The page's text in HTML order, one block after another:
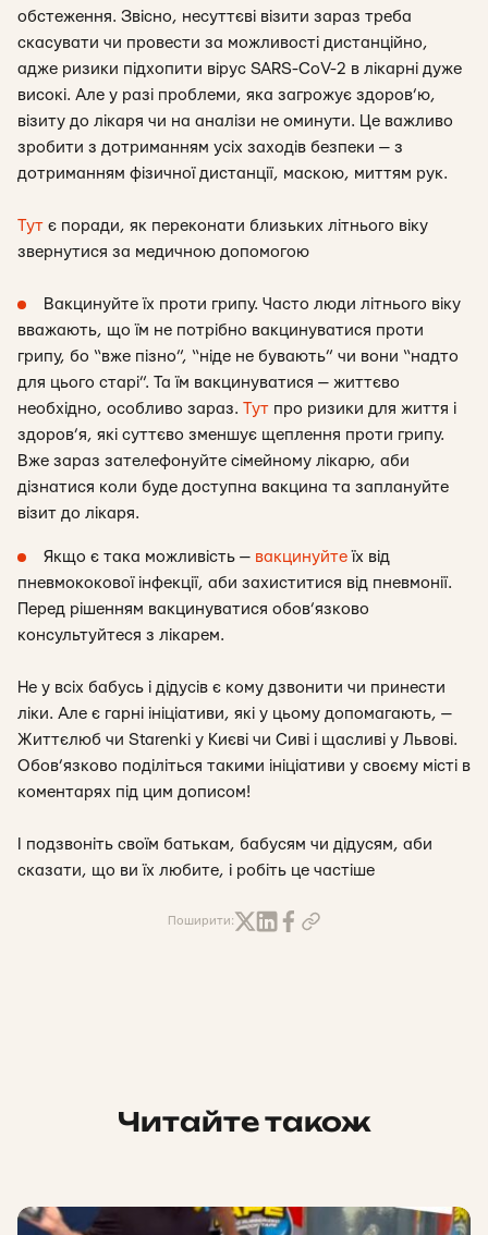
обстеження. Звісно, несуттєві візити зараз треба
скасувати чи провести за можливості дистанційно,
адже ризики підхопити вірус SARS-CoV-2 в лікарні дуже
високі. Але у разі проблеми, яка загрожує здоров’ю,
візиту до лікаря чи на аналізи не оминути. Це важливо
зробити з дотриманням усіх заходів безпеки — з
дотриманням фізичної дистанції, маскою, миттям рук.
Тут є поради, як переконати близьких літнього віку
звернутися за медичною допомогою
Вакцинуйте їх проти грипу. Часто люди літнього віку
вважають, що їм не потрібно вакцинуватися проти
грипу, бо “вже пізно”, “ніде не бувають” чи вони “надто
для цього старі”. Та їм вакцинуватися — життєво
необхідно, особливо зараз. Тут про ризики для життя і
здоров’я, які суттєво зменшує щеплення проти грипу.
Вже зараз зателефонуйте сімейному лікарю, аби
дізнатися коли буде доступна вакцина та заплануйте
візит до лікаря.
Якщо є така можливість — вакцинуйте їх від
пневмококової інфекції, аби захиститися від пневмонії.
Перед рішенням вакцинуватися обов’язково
консультуйтеся з лікарем.
Не у всіх бабусь і дідусів є кому дзвонити чи принести
ліки. Але є гарні ініціативи, які у цьому допомагають, —
Життєлюб чи Starenki у Києві чи Сиві і щасливі у Львові.
Обов’язково поділіться такими ініціативи у своєму місті в
коментарях під цим дописом!
І подзвоніть своїм батькам, бабусям чи дідусям, аби
сказати, що ви їх любите, і робіть це частіше
Поширити:
Читайте також